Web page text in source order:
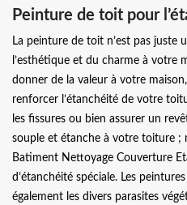
Peinture de toit pour
La peinture de toit n’est pas
l’esthétique et du charme à votre
donner de la valeur à votre
renforcer l’étanchéité de votre
les fissures ou bien assurer un
souple et étanche à votre toiture ;
Batiment Nettoyage Couverture
d’étanchéité spéciale. Les
également les divers parasites